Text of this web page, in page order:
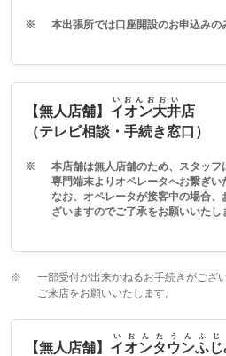
※ 本出張所では口座開設のお申込みの
【無人店舗】 イオン大井
いおんおおい
店
（テレビ相談・手続き窓口）
※
本店舗は無人店舗のため、スタッフ
専門端末よりオペレータへお繋ぎい
なお、オペレータが接客中の場合
ざいますのでご了承をお願いいたし
※ 一部受付が出来かねるお手続きがござ
ご来店をお願いいたします。
【無人店舗】 イオンタウンふ
いおんたうんふじ